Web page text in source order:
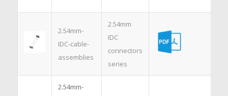
2.54mm-
IDC-cable-
assemblies
2.54mm
IDC
connectors
series
2.54mm-